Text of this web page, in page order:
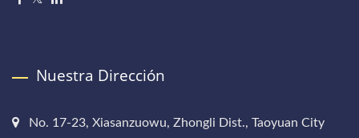
Nuestra Dirección
No. 17-23, Xiasanzuowu, Zhongli Dist., Taoyuan City